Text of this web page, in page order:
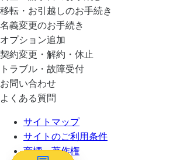
移転・お引越しのお手続き
名義変更のお手続き
オプション追加
契約変更・解約・休止
トラブル・故障受付
お問い合わせ
よくある質問
サイトマップ
サイトのご利用条件
商標・著作権